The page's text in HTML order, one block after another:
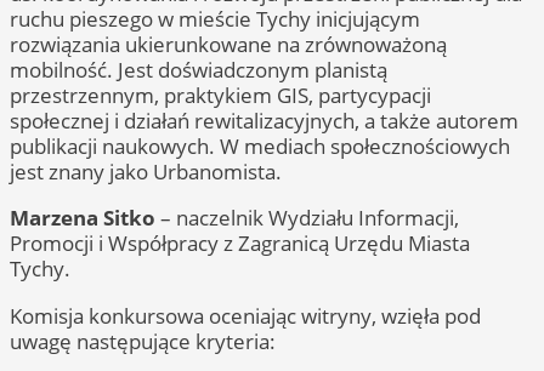
ruchu pieszego w mieście Tychy inicjującym
rozwiązania ukierunkowane na zrównoważoną
mobilność. Jest doświadczonym planistą
przestrzennym, praktykiem GIS, partycypacji
społecznej i działań rewitalizacyjnych, a także autorem
publikacji naukowych. W mediach społecznościowych
jest znany jako Urbanomista.
Marzena Sitko – naczelnik Wydziału Informacji,
Promocji i Współpracy z Zagranicą Urzędu Miasta
Tychy.
Komisja konkursowa oceniając witryny, wzięła pod
uwagę następujące kryteria: